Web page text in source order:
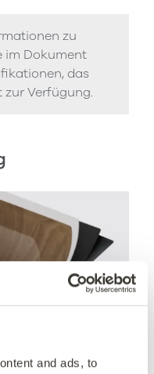
and ads, to
zu
im Dokument
das
Verfügung.